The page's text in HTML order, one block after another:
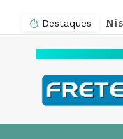
Destaques